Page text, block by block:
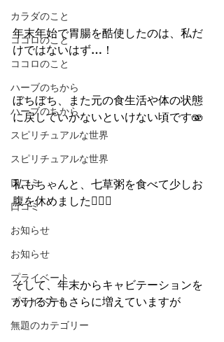
カラダのこと
ココロのこと
ココロのこと
ハーブのちから
ハーブのちから
スピリチュアルな世界
スピリチュアルな世界
口コミ
口コミ
お知らせ
お知らせ
プライベート
プライベート
無題のカテゴリー
年末年始で胃腸を酷使したのは、私だ
けではないはず…！
ぼちぼち、また元の食生活や体の状態
に戻していかないといけない頃です🫨
私もちゃんと、七草粥を食べて少しお
腹を休めました😮‍💨✨
そして、年末からキャビテーションを
かける方もさらに増えていますが